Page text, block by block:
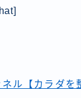
ル【カラダを